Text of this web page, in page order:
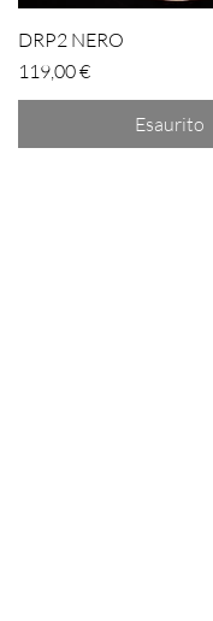
DRP2 NERO
Prezzo
119,00 €
Esaurito